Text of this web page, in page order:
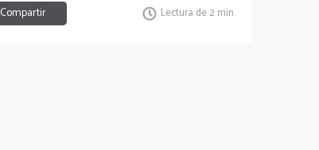
Compartir Lectura de 2 min.